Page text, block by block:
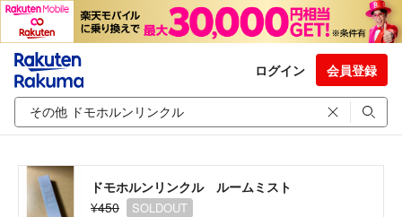
ログイン 会員登録
ドモホルンリンクル ルームミスト
¥450
SOLDOUT